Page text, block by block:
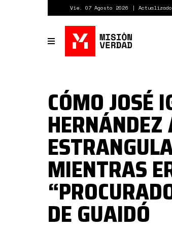
Vie. 07 Agosto 2026
Toggle
navigation
CÓMO JOSÉ
HERNÁNDEZ
MIENTRAS
DE GUAIDÓ